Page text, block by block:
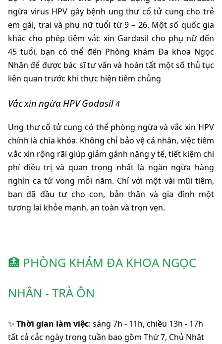
ngừa virus HPV gây bệnh ung thư cổ tử cung cho trẻ
em gái, trai và phụ nữ tuổi từ 9 – 26. Một số quốc gia
khác cho phép tiêm vắc xin Gardasil cho phụ nữ đến
45 tuổi, bạn có thể đến Phòng khám Đa khoa Ngọc
Nhân để được bác sĩ tư vấn và hoàn tất một số thủ tục
liên quan trước khi thực hiện tiêm chủng
Vắcxin ngừa HPV Gadasil 4
Ung thư cổ tử cung có thể phòng ngừa và vắc xin HPV
chính là chìa khóa. Không chỉ bảo vệ cá nhân, việc tiêm
v.ắc xin rộng rãi giúp giảm gánh nặng y tế, tiết kiệm chi
phí điều trị và quan trọng nhất là ngăn ngừa hàng
nghìn ca tử vong mỗi năm. Chỉ với một vài mũi tiêm,
bạn đã đầu tư cho con, bản thân và gia đình một
tương lai khỏe mạnh, an toàn và trọn vẹn.
🏥 PHÒNG KHÁM ĐA KHOA NGỌC
NHÂN - TRÀ ÔN
✨ Thời gian làm việc: sáng 7h - 11h, chiều 13h - 17h
tất cả cảc ngày trong tuần bao gồm Thứ 7, Chủ Nhật